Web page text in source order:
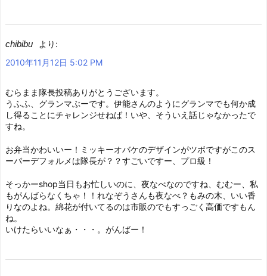
chibibu
より:
2010年11月12日 5:02 PM
むらまま隊長投稿ありがとうございます。
うふふ、グランマぶーです。伊能さんのようにグランマでも何か成
し得ることにチャレンジせねば！いや、そういえ話じゃなかったで
すね。
お弁当かわいいー！ミッキーオバケのデザインがツボですがこのス
ーパーデフォルメは隊長が？？すごいですー、プロ級！
そっかーshop当日もお忙しいのに、夜なべなのですね、むむー、私
もがんばらなくちゃ！！れなぞうさんも夜なべ？もみの木、いい香
りなのよね。綿花が付いてるのは市販のでもすっごく高価ですもん
ね。
いけたらいいなぁ・・・。がんばー！